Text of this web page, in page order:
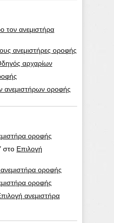
τον ανεμιστήρα
ανεμιστήρες οροφής
αρχαρίων
ανεμιστήρων οροφής
οροφής
στο Επιλογή
οροφής
οροφής
ανεμιστήρα